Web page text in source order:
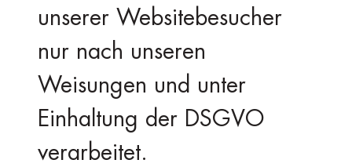
unserer Websitebesucher
nur nach unseren
Weisungen und unter
Einhaltung der DSGVO
verarbeitet.